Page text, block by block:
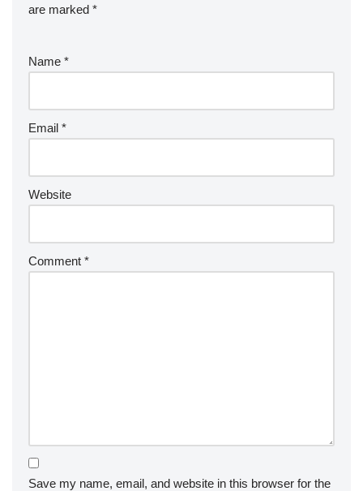
are marked *
Name *
Email *
Website
Comment *
Save my name, email, and website in this browser for the